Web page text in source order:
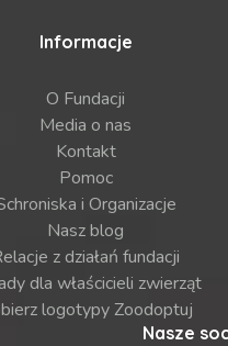
Informacje
O Fundacji
Media o nas
Kontakt
Pomoc
i Organizacje
Nasz blog
z działań fundacji
dla właścicieli zwierząt
logotypy Zoodoptuj
Nasze